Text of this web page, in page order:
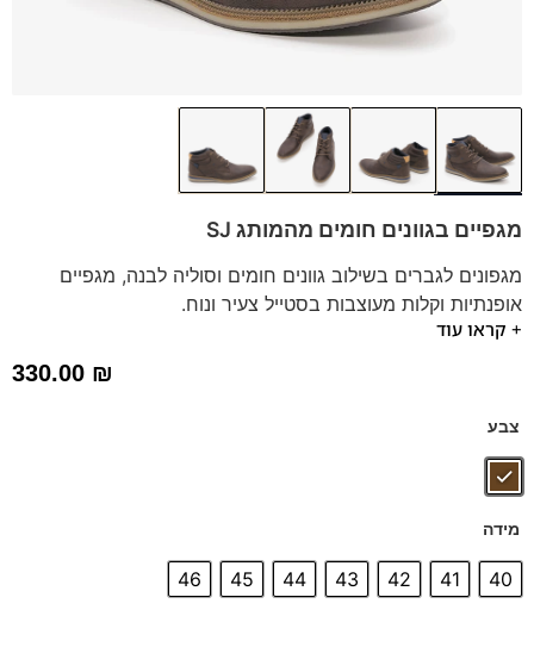
מגפיים בגוונים חומים מהמותג SJ
מגפונים לגברים בשילוב גוונים חומים וסוליה לבנה, מגפיים
אופנתיות וקלות מעוצבות בסטייל צעיר ונוח.
המגפיים מתאימות למגוון סגנונות הלבוש.
+ קראו עוד
330.00 ₪
צבע
מידה
40
41
42
43
44
45
46